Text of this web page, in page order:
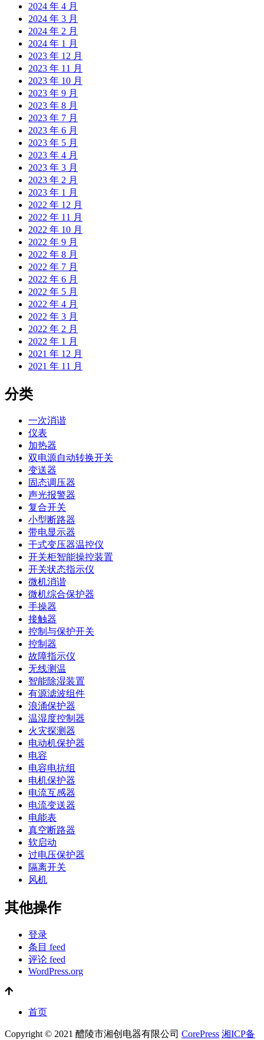
2024 年 4 月
2024 年 3 月
2024 年 2 月
2024 年 1 月
2023 年 12 月
2023 年 11 月
2023 年 10 月
2023 年 9 月
2023 年 8 月
2023 年 7 月
2023 年 6 月
2023 年 5 月
2023 年 4 月
2023 年 3 月
2023 年 2 月
2023 年 1 月
2022 年 12 月
2022 年 11 月
2022 年 10 月
2022 年 9 月
2022 年 8 月
2022 年 7 月
2022 年 6 月
2022 年 5 月
2022 年 4 月
2022 年 3 月
2022 年 2 月
2022 年 1 月
2021 年 12 月
2021 年 11 月
分类
一次消谐
仪表
加热器
双电源自动转换开关
变送器
固态调压器
声光报警器
复合开关
小型断路器
带电显示器
干式变压器温控仪
开关柜智能操控装置
开关状态指示仪
微机消谐
微机综合保护器
手操器
接触器
控制与保护开关
控制器
故障指示仪
无线测温
智能除湿装置
有源滤波组件
浪涌保护器
温湿度控制器
火灾探测器
电动机保护器
电容
电容电抗组
电机保护器
电流互感器
电流变送器
电能表
真空断路器
软启动
过电压保护器
隔离开关
风机
其他操作
登录
条目 feed
评论 feed
WordPress.org
首页
Copyright © 2021 醴陵市湘创电器有限公司 CorePress 湘ICP备